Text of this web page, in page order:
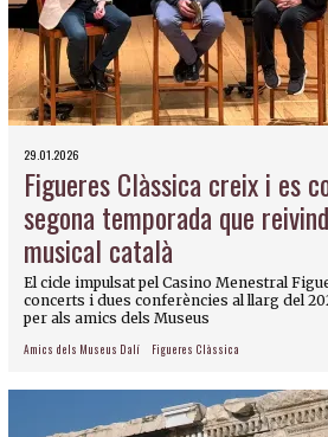
29.01.2026
Figueres Clàssica creix i es
segona temporada que
musical català
El cicle impulsat pel Casino Menestral
concerts i dues conferències al llarg del
per als amics dels Museus
Amics dels Museus Dalí Figueres Clàssica